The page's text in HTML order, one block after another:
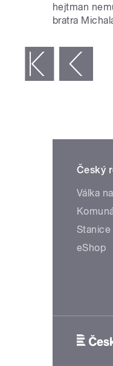
hejtman
bratra
‹ předchozí
Český
Válka
Stanice
eShop